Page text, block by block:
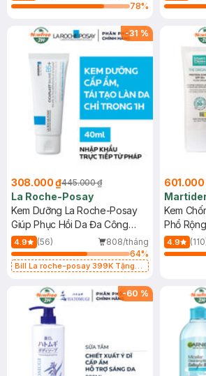
78%
-31 %
308.000 ₫445.000 ₫
La Roche-Posay
Kem Dưỡng La Roche-Posay
Giúp Phục Hồi Da Đa Công
Dụng 40ml
4.9 (56)
808/tháng
64%
Bill La roche-posay 399K Tặng
(SL có hạn)
601.000
Kem
Phổ
40ml
4.9
-60 %